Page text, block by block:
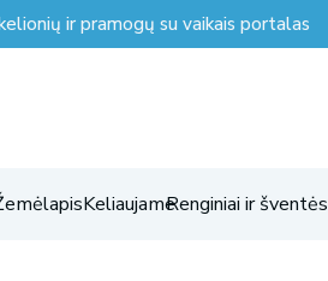
ir pramogų su vaikais portalas
KeliaujameRenginiai ir šventės